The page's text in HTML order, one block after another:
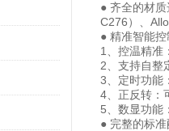
● 齐全的材
C276）、
● 精准智能
1、控温精准
2、支持自整
3、定时功能
4、正反转：
5、数显功能
● 完整的标